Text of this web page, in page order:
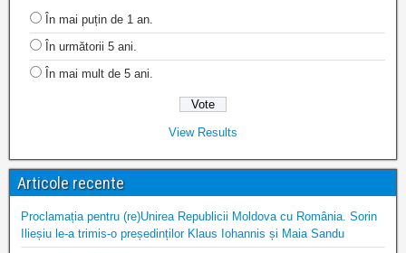
În mai puțin de 1 an.
În următorii 5 ani.
În mai mult de 5 ani.
View Results
Articole recente
Proclamația pentru (re)Unirea Republicii Moldova cu România. Sorin
Ilieșiu le-a trimis-o președinților Klaus Iohannis și Maia Sandu